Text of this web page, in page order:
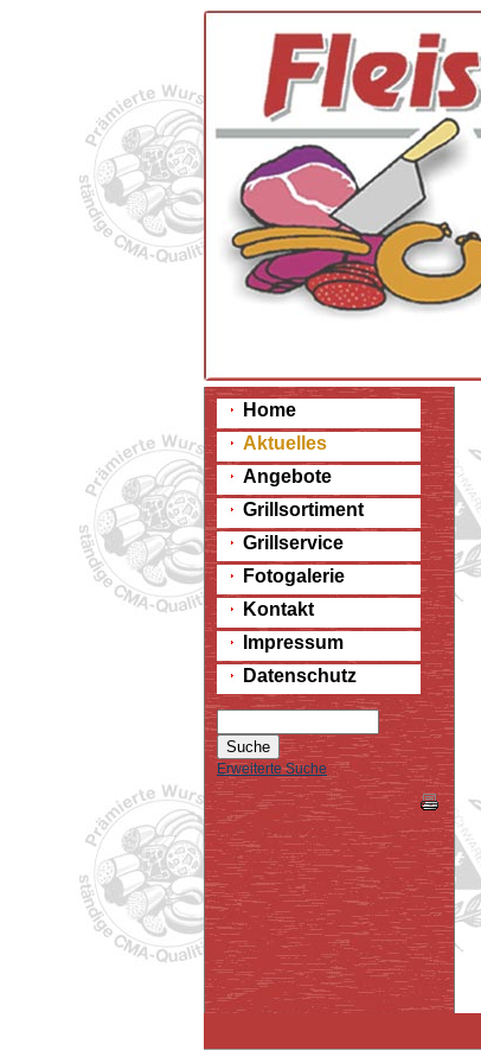
Home
Aktuelles
Angebote
Grillsortiment
Grillservice
Fotogalerie
Kontakt
Impressum
Datenschutz
Erweiterte Suche